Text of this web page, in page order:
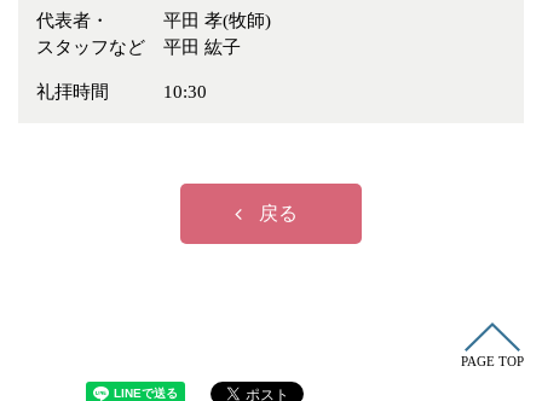
教団教派
お店・企業・その他
代表者・
スタッフなど
平田 孝(牧師)
平田 紘子
礼拝時間 10:30
戻る
PAGE TOP